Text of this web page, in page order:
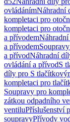
ovládánímNáhradní
kompletaci pro
kompletaci pro
a přívodem
a přívodem
a přívodNáhradní
ovládání a přívodS
díly pro S
kompletaci pro
Soupravy pro
zátkou odpadního
ventiluPříslušenství
soupravyPřívody